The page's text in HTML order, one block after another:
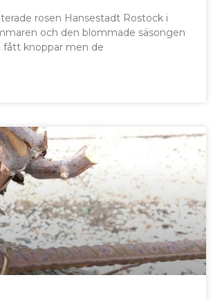
rosen Hansestadt Rostock i
och den blommade säsongen
fått knoppar men de